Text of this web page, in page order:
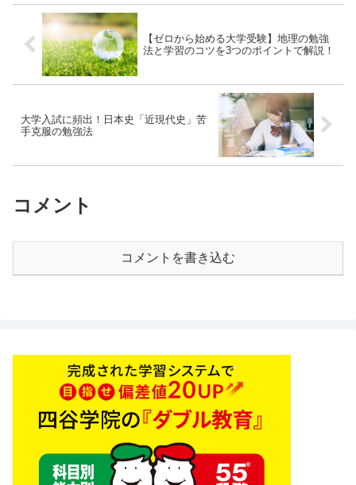
【ゼロから始める大学受験】地理の勉強
法と学習のコツを3つのポイントで解説！
大学入試に頻出！日本史「近現代史」苦
手克服の勉強法
コメント
コメントを書き込む